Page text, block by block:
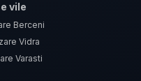
vile
Berceni
Vidra
Varasti